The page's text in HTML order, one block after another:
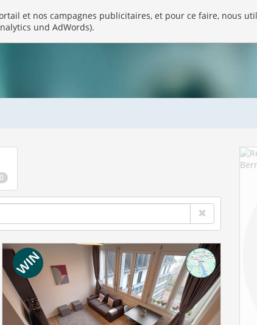
et nos campagnes publicitaires, et pour ce faire, nous
und AdWords).
0